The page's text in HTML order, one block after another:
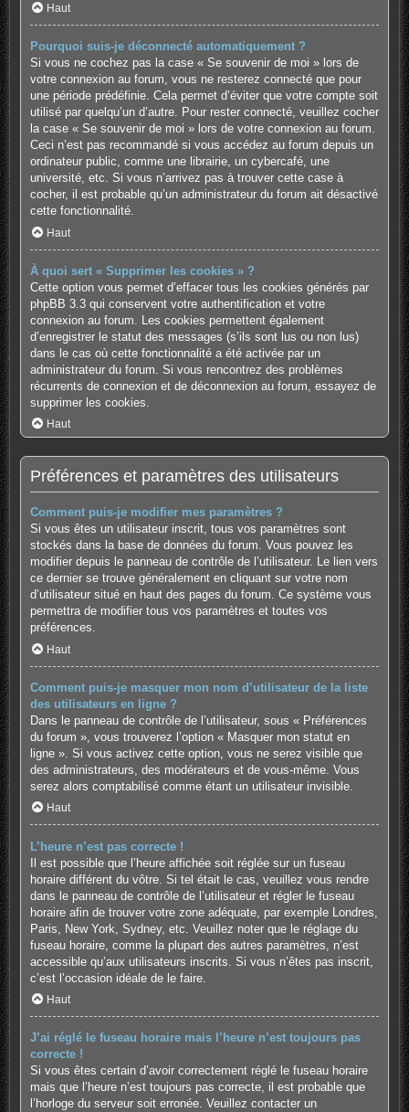
Haut
Pourquoi suis-je déconnecté automatiquement ?
Si vous ne cochez pas la case « Se souvenir de moi » lors de
votre connexion au forum, vous ne resterez connecté que pour
une période prédéfinie. Cela permet d’éviter que votre compte soit
utilisé par quelqu’un d’autre. Pour rester connecté, veuillez cocher
la case « Se souvenir de moi » lors de votre connexion au forum.
Ceci n’est pas recommandé si vous accédez au forum depuis un
ordinateur public, comme une librairie, un cybercafé, une
université, etc. Si vous n’arrivez pas à trouver cette case à
cocher, il est probable qu’un administrateur du forum ait désactivé
cette fonctionnalité.
Haut
À quoi sert « Supprimer les cookies » ?
Cette option vous permet d’effacer tous les cookies générés par
phpBB 3.3 qui conservent votre authentification et votre
connexion au forum. Les cookies permettent également
d’enregistrer le statut des messages (s’ils sont lus ou non lus)
dans le cas où cette fonctionnalité a été activée par un
administrateur du forum. Si vous rencontrez des problèmes
récurrents de connexion et de déconnexion au forum, essayez de
supprimer les cookies.
Haut
Préférences et paramètres des utilisateurs
Comment puis-je modifier mes paramètres ?
Si vous êtes un utilisateur inscrit, tous vos paramètres sont
stockés dans la base de données du forum. Vous pouvez les
modifier depuis le panneau de contrôle de l’utilisateur. Le lien vers
ce dernier se trouve généralement en cliquant sur votre nom
d’utilisateur situé en haut des pages du forum. Ce système vous
permettra de modifier tous vos paramètres et toutes vos
préférences.
Haut
Comment puis-je masquer mon nom d’utilisateur de la liste
des utilisateurs en ligne ?
Dans le panneau de contrôle de l’utilisateur, sous « Préférences
du forum », vous trouverez l’option « Masquer mon statut en
ligne ». Si vous activez cette option, vous ne serez visible que
des administrateurs, des modérateurs et de vous-même. Vous
serez alors comptabilisé comme étant un utilisateur invisible.
Haut
L’heure n’est pas correcte !
Il est possible que l’heure affichée soit réglée sur un fuseau
horaire différent du vôtre. Si tel était le cas, veuillez vous rendre
dans le panneau de contrôle de l’utilisateur et régler le fuseau
horaire afin de trouver votre zone adéquate, par exemple Londres,
Paris, New York, Sydney, etc. Veuillez noter que le réglage du
fuseau horaire, comme la plupart des autres paramètres, n’est
accessible qu’aux utilisateurs inscrits. Si vous n’êtes pas inscrit,
c’est l’occasion idéale de le faire.
Haut
J’ai réglé le fuseau horaire mais l’heure n’est toujours pas
correcte !
Si vous êtes certain d’avoir correctement réglé le fuseau horaire
mais que l’heure n’est toujours pas correcte, il est probable que
l’horloge du serveur soit erronée. Veuillez contacter un